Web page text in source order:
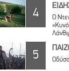
4
Ο
5